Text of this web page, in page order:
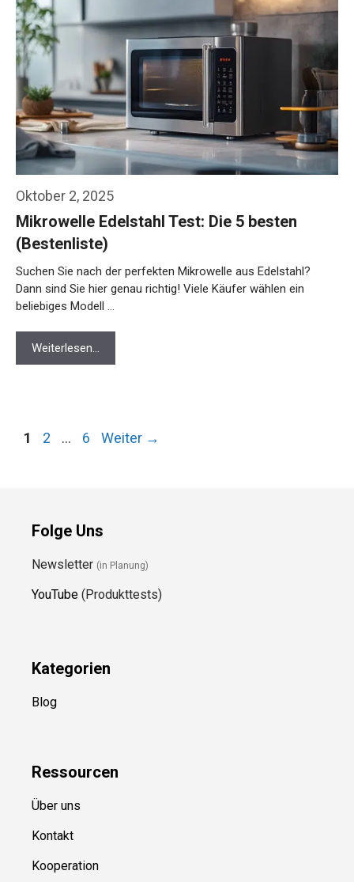
Oktober 2, 2025
Mikrowelle Edelstahl Test: Die 5 besten
(Bestenliste)
Suchen Sie nach der perfekten Mikrowelle aus Edelstahl?
Dann sind Sie hier genau richtig! Viele Käufer wählen ein
beliebiges Modell …
Weiterlesen…
Seite
1 Seite
2 … Seite
6 Weiter →
Folge Uns
Newsletter (in Planung)
YouTube (Produkttests)
Kategorien
Blog
Ressourcen
Über uns
Kontakt
Kooperation